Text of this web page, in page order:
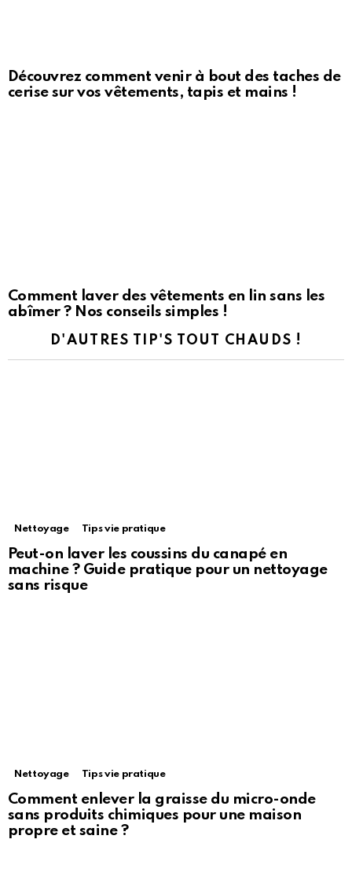
Découvrez comment venir à bout des taches de
cerise sur vos vêtements, tapis et mains !
Comment laver des vêtements en lin sans les
abîmer ? Nos conseils simples !
D'AUTRES TIP'S TOUT CHAUDS !
Nettoyage Tips vie pratique
Peut-on laver les coussins du canapé en
machine ? Guide pratique pour un nettoyage
sans risque
Nettoyage Tips vie pratique
Comment enlever la graisse du micro-onde
sans produits chimiques pour une maison
propre et saine ?